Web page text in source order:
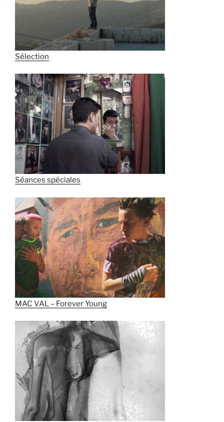
Sélection
Séances spéciales
MAC VAL – Forever Young